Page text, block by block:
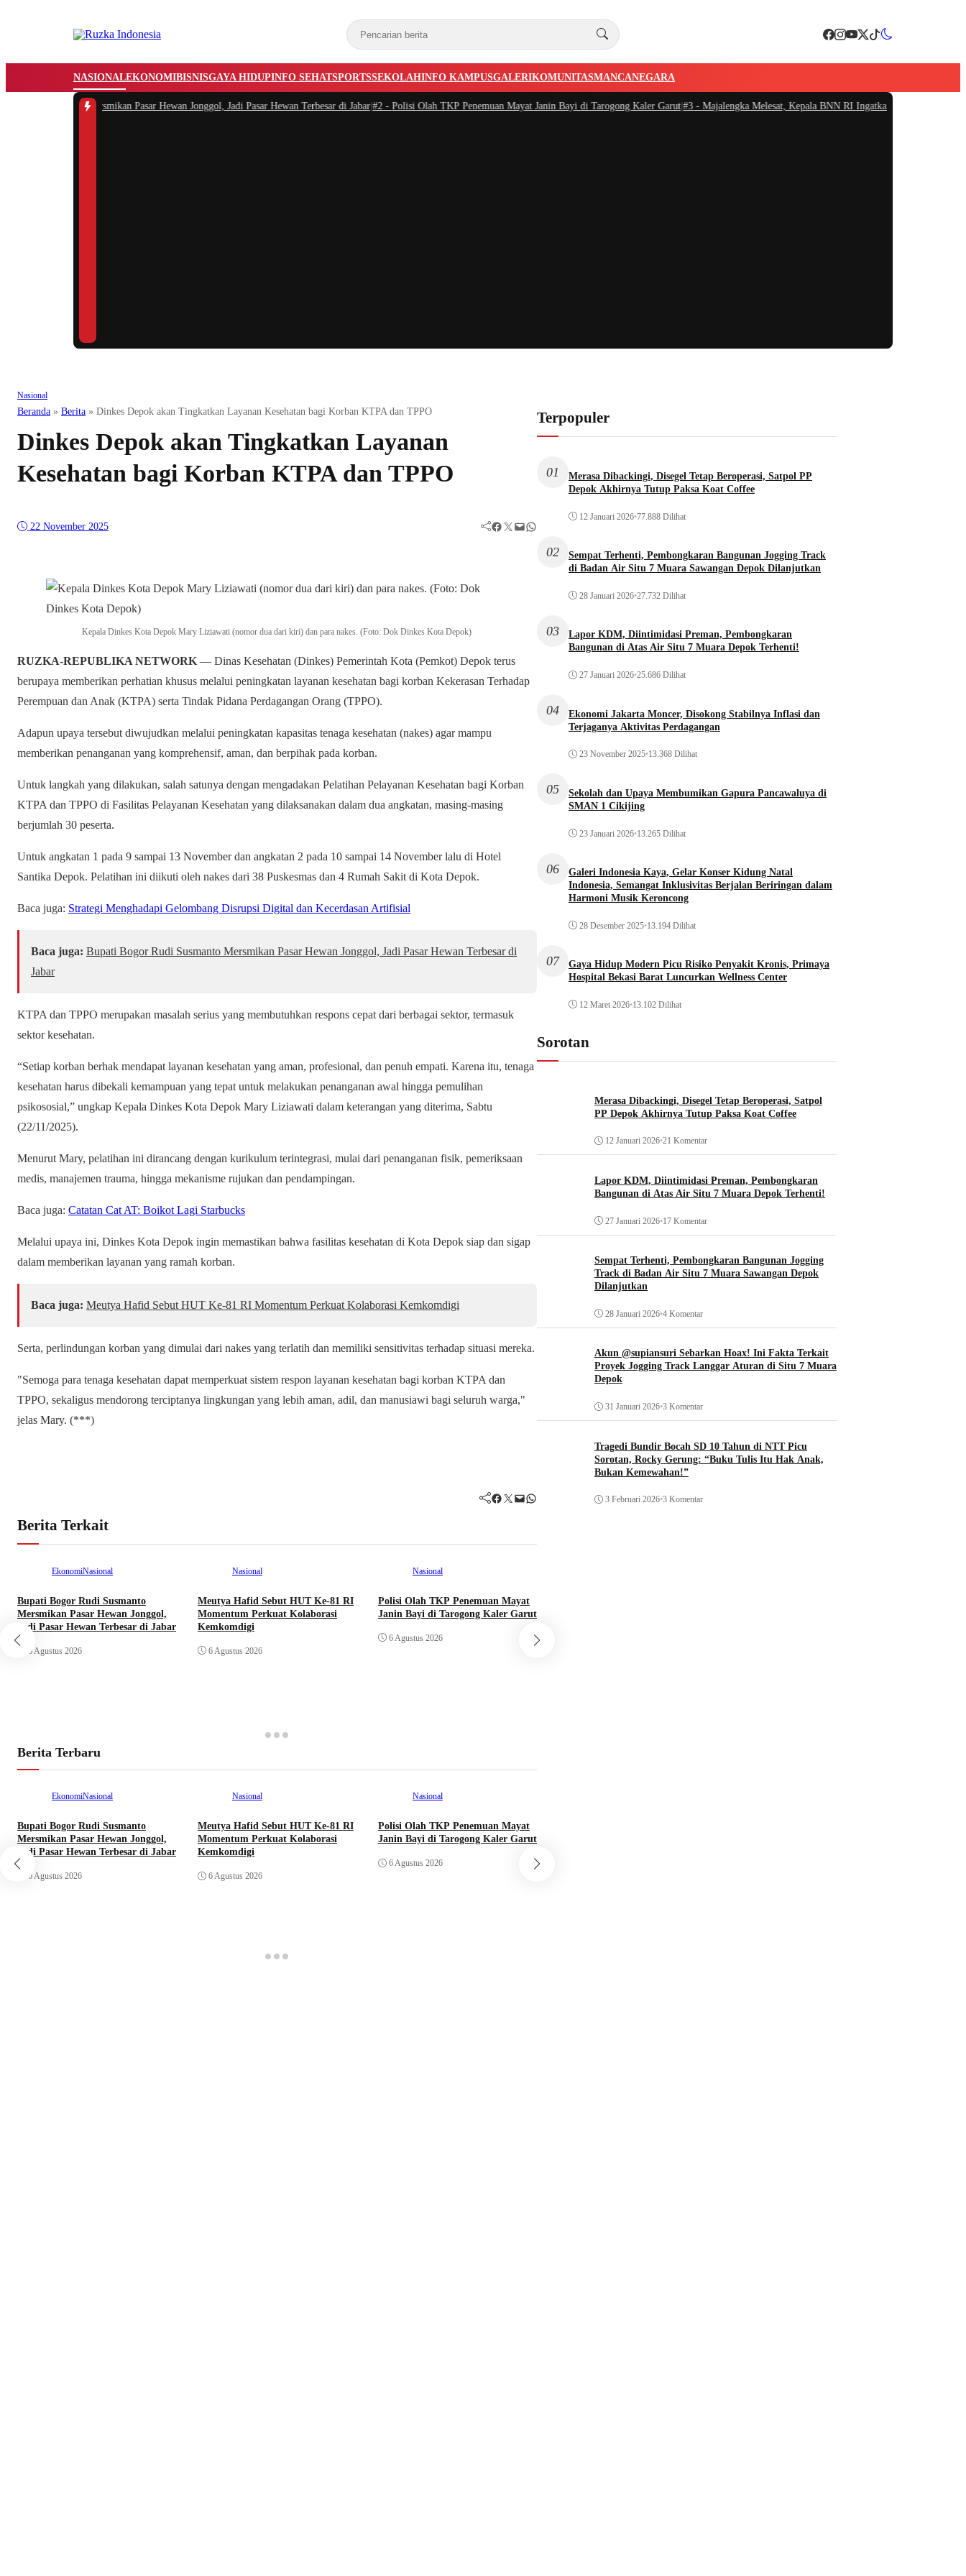
NASIONALEKONOMIBISNISGAYA HIDUPINFO SEHATSPORTSSEKOLAHINFO KAMPUSGALERIKOMUNITASMANCANEGARA
Susmanto Mersmikan Pasar Hewan Jonggol, Jadi Pasar Hewan Terbesar di Jabar|#2 -Polisi Olah TKP Penemuan Mayat Janin Bayi di Tarogong Kaler Garut|#3 -Majalengka Melesat, Kepala BNN RI Ingatkan Bahaya Narkoba
Nasional
Beranda » Berita » Dinkes Depok akan Tingkatkan Layanan Kesehatan bagi Korban KTPA dan TPPO
Dinkes Depok akan Tingkatkan Layanan
Kesehatan bagi Korban KTPA dan TPPO
22 November 2025 Facebook Twitter Mail WhatsApp
Kepala Dinkes Kota Depok Mary Liziawati (nomor dua dari kiri) dan para nakes. (Foto: Dok Dinkes Kota Depok)
RUZKA-REPUBLIKA NETWORK— Dinas Kesehatan (Dinkes) Pemerintah Kota (Pemkot) Depok terus
berupaya memberikan perhatian khusus melalui peningkatan layanan kesehatan bagi korban Kekerasan Terhadap
Perempuan dan Anak (KTPA) serta Tindak Pidana Perdagangan Orang (TPPO).
Adapun upaya tersebut diwujudkan melalui peningkatan kapasitas tenaga kesehatan (nakes) agar mampu
memberikan penanganan yang komprehensif, aman, dan berpihak pada korban.
Untuk langkah yang dilakukan, salah satunya dengan mengadakan Pelatihan Pelayanan Kesehatan bagi Korban
KTPA dan TPPO di Fasilitas Pelayanan Kesehatan yang dilaksanakan dalam dua angkatan, masing-masing
berjumlah 30 peserta.
Untuk angkatan 1 pada 9 sampai 13 November dan angkatan 2 pada 10 sampai 14 November lalu di Hotel
Santika Depok. Pelatihan ini diikuti oleh nakes dari 38 Puskesmas dan 4 Rumah Sakit di Kota Depok.
Baca juga: Strategi Menghadapi Gelombang Disrupsi Digital dan Kecerdasan Artifisial
Baca juga: Bupati Bogor Rudi Susmanto Mersmikan Pasar Hewan Jonggol, Jadi Pasar Hewan Terbesar di
Jabar
KTPA dan TPPO merupakan masalah serius yang membutuhkan respons cepat dari berbagai sektor, termasuk
sektor kesehatan.
“Setiap korban berhak mendapat layanan kesehatan yang aman, profesional, dan penuh empati. Karena itu, tenaga
kesehatan harus dibekali kemampuan yang tepat untuk melakukan penanganan awal hingga pemulihan
psikososial,” ungkap Kepala Dinkes Kota Depok Mary Liziawati dalam keterangan yang diterima, Sabtu
(22/11/2025).
Menurut Mary, pelatihan ini dirancang dengan kurikulum terintegrasi, mulai dari penanganan fisik, pemeriksaan
medis, manajemen trauma, hingga mekanisme rujukan dan pendampingan.
Baca juga: Catatan Cat AT: Boikot Lagi Starbucks
Melalui upaya ini, Dinkes Kota Depok ingin memastikan bahwa fasilitas kesehatan di Kota Depok siap dan sigap
dalam memberikan layanan yang ramah korban.
Baca juga: Meutya Hafid Sebut HUT Ke-81 RI Momentum Perkuat Kolaborasi Kemkomdigi
Serta, perlindungan korban yang dimulai dari nakes yang terlatih dan memiliki sensitivitas terhadap situasi mereka.
"Semoga para tenaga kesehatan dapat memperkuat sistem respon layanan kesehatan bagi korban KTPA dan
TPPO, sekaligus mendorong terciptanya lingkungan yang lebih aman, adil, dan manusiawi bagi seluruh warga,"
jelas Mary. (***)
Facebook Twitter Mail WhatsApp
Berita Terkait
EkonomiNasional
Bupati Bogor Rudi Susmanto
Mersmikan Pasar Hewan Jonggol,
Jadi Pasar Hewan Terbesar di Jabar
6 Agustus 2026
Nasional
Meutya Hafid Sebut HUT Ke-81 RI
Momentum Perkuat Kolaborasi
Kemkomdigi
6 Agustus 2026
Nasional
Polisi Olah TKP Penemuan Mayat
Janin Bayi di Tarogong Kaler Garut
6 Agustus 2026
Berita Terbaru
EkonomiNasional
Bupati Bogor Rudi Susmanto
Mersmikan Pasar Hewan Jonggol,
Jadi Pasar Hewan Terbesar di Jabar
6 Agustus 2026
Nasional
Meutya Hafid Sebut HUT Ke-81 RI
Momentum Perkuat Kolaborasi
Kemkomdigi
6 Agustus 2026
Nasional
Polisi Olah TKP Penemuan Mayat
Janin Bayi di Tarogong Kaler Garut
6 Agustus 2026
Terpopuler
01
Merasa Dibackingi, Disegel Tetap Beroperasi, Satpol PP
Depok Akhirnya Tutup Paksa Koat Coffee
12 Januari 2026•77.888 Dilihat
02
Sempat Terhenti, Pembongkaran Bangunan Jogging Track
di Badan Air Situ 7 Muara Sawangan Depok Dilanjutkan
28 Januari 2026•27.732 Dilihat
03
Lapor KDM, Diintimidasi Preman, Pembongkaran
Bangunan di Atas Air Situ 7 Muara Depok Terhenti!
27 Januari 2026•25.686 Dilihat
04
Ekonomi Jakarta Moncer, Disokong Stabilnya Inflasi dan
Terjaganya Aktivitas Perdagangan
23 November 2025•13.368 Dilihat
05
Sekolah dan Upaya Membumikan Gapura Pancawaluya di
SMAN 1 Cikijing
23 Januari 2026•13.265 Dilihat
06
Galeri Indonesia Kaya, Gelar Konser Kidung Natal
Indonesia, Semangat Inklusivitas Berjalan Beriringan dalam
Harmoni Musik Keroncong
28 Desember 2025•13.194 Dilihat
07
Gaya Hidup Modern Picu Risiko Penyakit Kronis, Primaya
Hospital Bekasi Barat Luncurkan Wellness Center
12 Maret 2026•13.102 Dilihat
Sorotan
Merasa Dibackingi, Disegel Tetap Beroperasi, Satpol
PP Depok Akhirnya Tutup Paksa Koat Coffee
12 Januari 2026•21 Komentar
Lapor KDM, Diintimidasi Preman, Pembongkaran
Bangunan di Atas Air Situ 7 Muara Depok Terhenti!
27 Januari 2026•17 Komentar
Sempat Terhenti, Pembongkaran Bangunan Jogging
Track di Badan Air Situ 7 Muara Sawangan Depok
Dilanjutkan
28 Januari 2026•4 Komentar
Akun @supiansuri Sebarkan Hoax! Ini Fakta Terkait
Proyek Jogging Track Langgar Aturan di Situ 7 Muara
Depok
31 Januari 2026•3 Komentar
Tragedi Bundir Bocah SD 10 Tahun di NTT Picu
Sorotan, Rocky Gerung: “Buku Tulis Itu Hak Anak,
Bukan Kemewahan!”
3 Februari 2026•3 Komentar